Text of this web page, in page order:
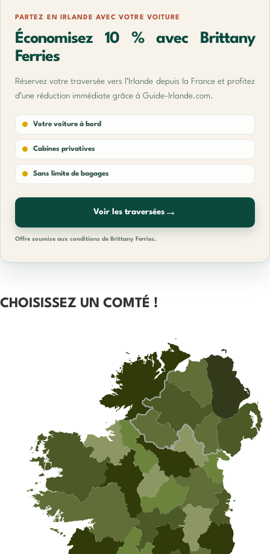
PARTEZ EN IRLANDE AVEC VOTRE VOITURE
Économisez 10 % avec Brittany
Ferries
Réservez votre traversée vers l’Irlande depuis la France et profitez
d’une réduction immédiate grâce à Guide-Irlande.com.
Votre voiture à bord
Cabines privatives
Sans limite de bagages
Voir les traversées →
Offre soumise aux conditions de Brittany Ferries.
CHOISISSEZ UN COMTÉ !